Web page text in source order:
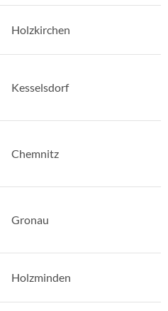
Holzkirchen
Kesselsdorf
Chemnitz
Gronau
Holzminden